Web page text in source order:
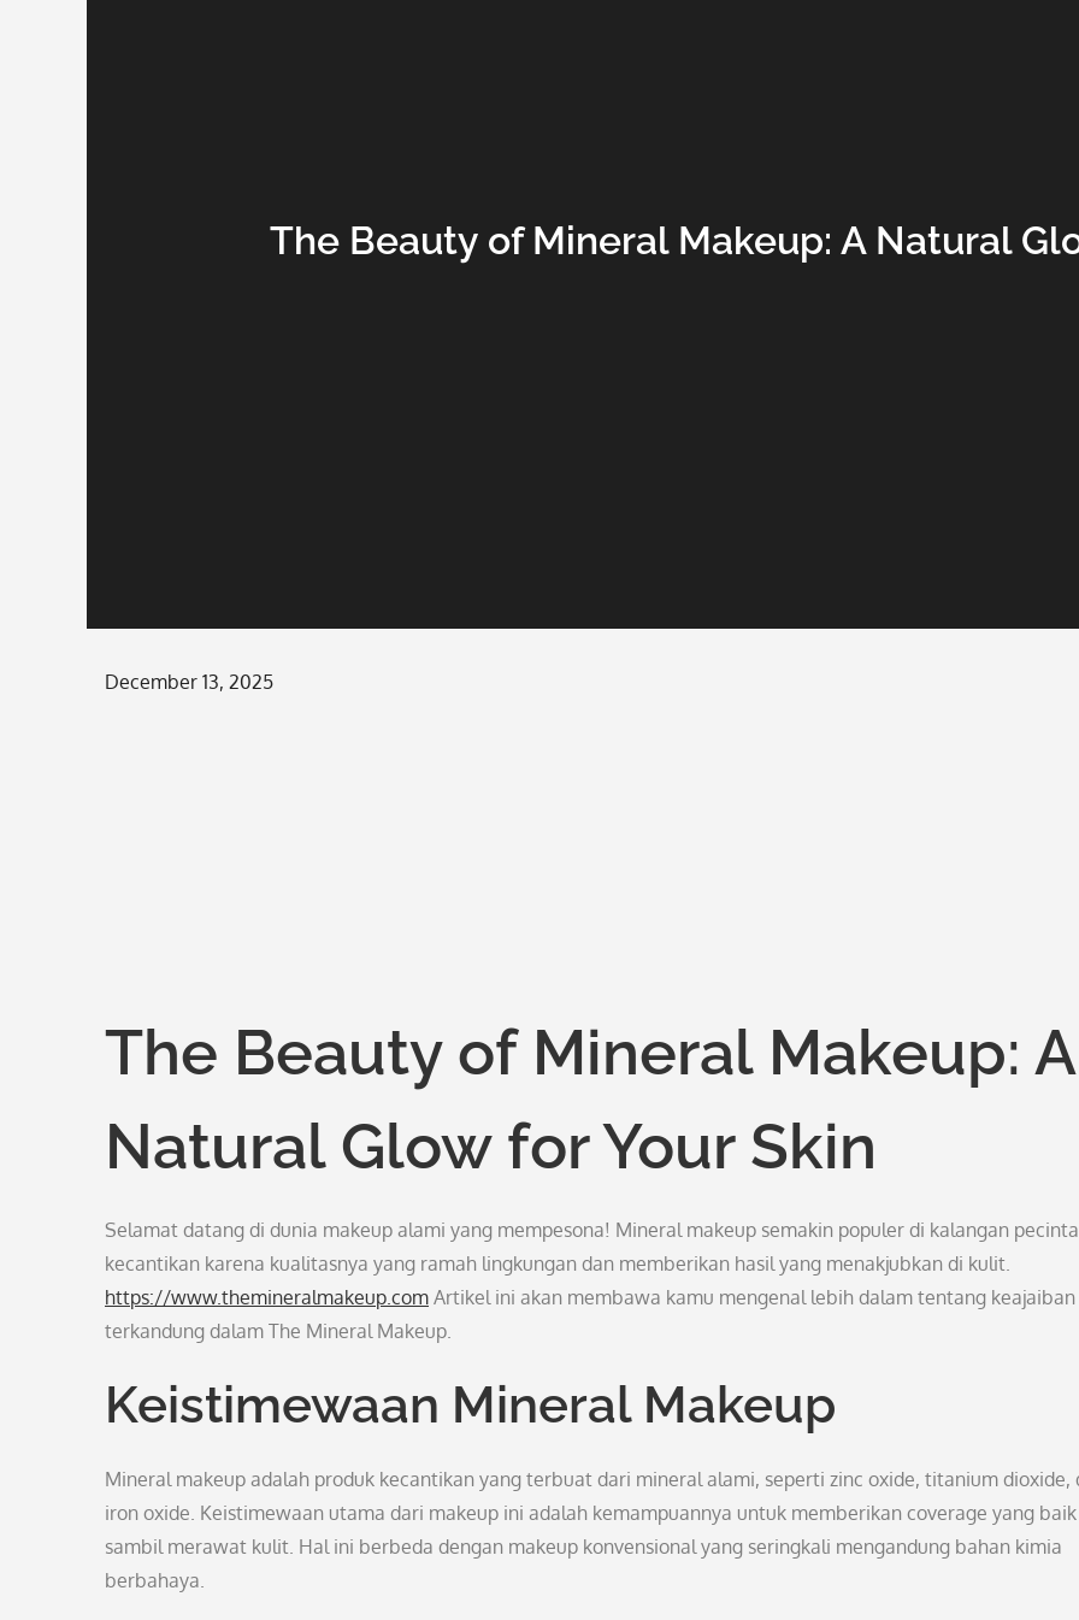
The Beauty of Mineral Makeup: A Natural
Posted
December 13, 2025
The Beauty of Mineral Makeup: A
Natural Glow for Your Skin
Selamat datang di dunia makeup alami yang mempesona! Mineral makeup semakin populer di kalangan pecinta
kecantikan karena kualitasnya yang ramah lingkungan dan memberikan hasil yang menakjubkan di kulit.
https://www.themineralmakeup.com Artikel ini akan membawa kamu mengenal lebih dalam tentang keajaiban
terkandung dalam The Mineral Makeup.
Keistimewaan Mineral Makeup
Mineral makeup adalah produk kecantikan yang terbuat dari mineral alami, seperti zinc oxide, titanium dioxide,
iron oxide. Keistimewaan utama dari makeup ini adalah kemampuannya untuk memberikan coverage yang baik
sambil merawat kulit. Hal ini berbeda dengan makeup konvensional yang seringkali mengandung bahan kimia
berbahaya.